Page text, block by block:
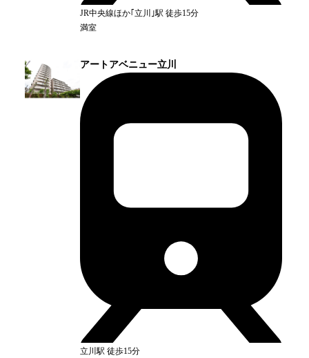
JR中央線ほか｢立川｣駅 徒歩15分
満室
アートアベニュー立川
立川 駅 徒歩15分